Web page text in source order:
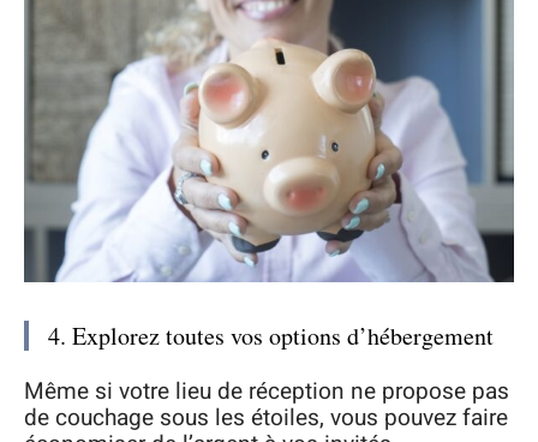
4. Explorez toutes vos options d’hébergement
Même si votre lieu de réception ne propose pas
de couchage sous les étoiles, vous pouvez faire